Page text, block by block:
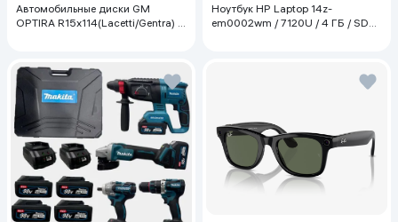
Автомобильные диски GM
OPTIRA R15x114(Lacetti/Gentra) 1
Ноутбук HP Laptop 14z-
em0002wm / 7120U / 4 ГБ / SDD